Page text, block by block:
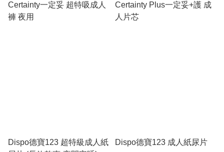
Certainty一定妥 超特吸成人
褲 夜用
Certainty Plus一定妥+護 成
人片芯
Dispo德寶123 超特級成人紙
Dispo德寶123 成人紙尿片